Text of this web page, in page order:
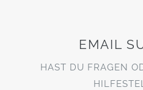
EMAIL
HAST DU FRAGEN